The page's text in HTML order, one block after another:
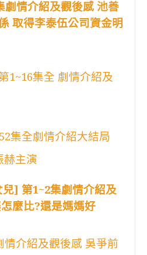
劇情介紹及觀後感 池善
取得李泰伍公司資金明
1~16集全 劇情介紹及
集全劇情介紹大結局
赫主演
] 第1~2集劇情介紹及
麼比?還是媽媽好
情介紹及觀後感 吳爭前